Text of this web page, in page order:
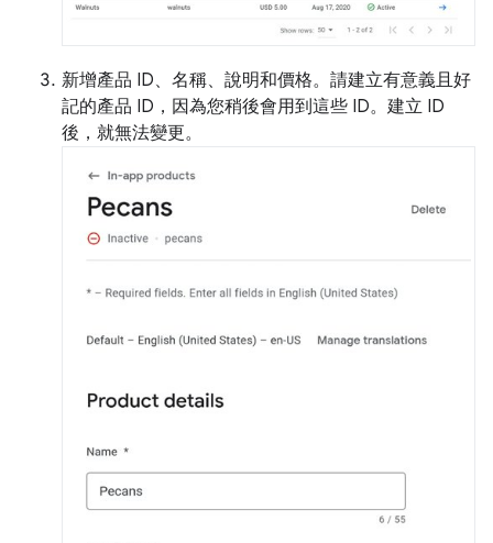
新增產品 ID、名稱、說明和價格。請建立有意義且好
記的產品 ID，因為您稍後會用到這些 ID。建立 ID
後，就無法變更。